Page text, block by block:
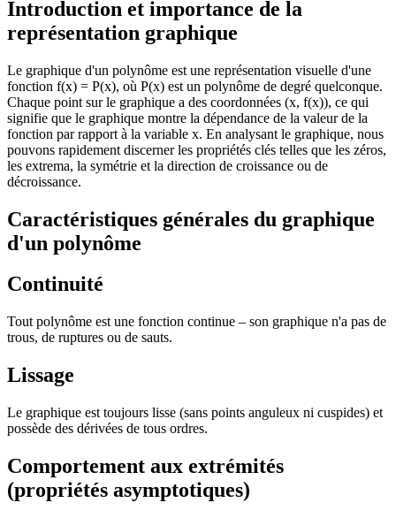
Introduction et importance de la
représentation graphique
Le graphique d'un polynôme est une représentation visuelle d'une
fonction f(x) = P(x), où P(x) est un polynôme de degré quelconque.
Chaque point sur le graphique a des coordonnées (x, f(x)), ce qui
signifie que le graphique montre la dépendance de la valeur de la
fonction par rapport à la variable x. En analysant le graphique, nous
pouvons rapidement discerner les propriétés clés telles que les zéros,
les extrema, la symétrie et la direction de croissance ou de
décroissance.
Caractéristiques générales du graphique
d'un polynôme
Continuité
Tout polynôme est une fonction continue – son graphique n'a pas de
trous, de ruptures ou de sauts.
Lissage
Le graphique est toujours lisse (sans points anguleux ni cuspides) et
possède des dérivées de tous ordres.
Comportement aux extrémités
(propriétés asymptotiques)